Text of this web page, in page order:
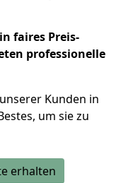
faires Preis-
professionelle
Kunden in
um sie zu
erhalten